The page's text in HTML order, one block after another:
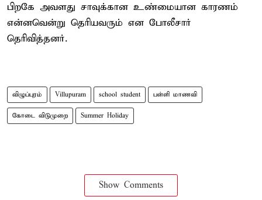
பிறகே அவளது சாவுக்கான உண்மையான காரணம்
என்னவென்று தெரியவரும் என போலீசார்
தெரிவித்தனர்.
விழுப்புரம் Villupuram school student பள்ளி மாணவி
கோடை விடுமுறை Summer Holiday
Show Comments